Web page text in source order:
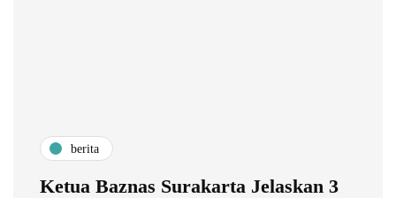
berita
Ketua Baznas Surakarta Jelaskan 3